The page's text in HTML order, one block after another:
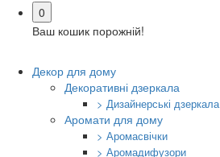
0
Ваш кошик порожній!
Декор для дому
Декоративні дзеркала
> Дизайнерські дзеркала
Аромати для дому
> Аромасвічки
> Аромадифузори